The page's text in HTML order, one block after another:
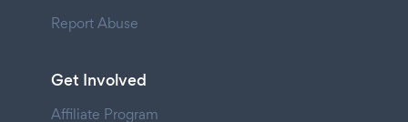
Report Abuse
Get Involved
Affiliate Program